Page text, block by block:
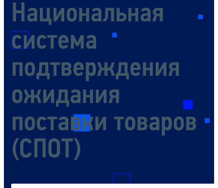
Национальная
система
подтверждения
ожидания
поставки товаров
(СПОТ)